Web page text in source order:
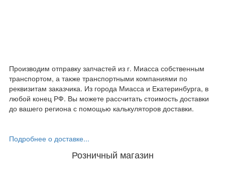
Производим отправку запчастей из г. Миасса собственным
транспортом, а также транспортными компаниями по
реквизитам заказчика. Из города Миасса и Екатеринбурга, в
любой конец РФ. Вы можете рассчитать стоимость доставки
до вашего региона с помощью калькуляторов доставки.
Подробнее о доставке...
Розничный магазин